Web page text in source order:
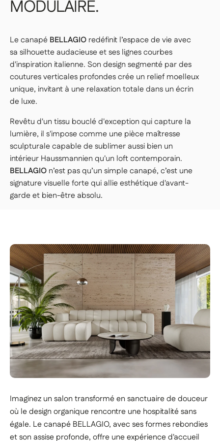
MODULAIRE.
Le canapé BELLAGIO redéfinit l’espace de vie avec
sa silhouette audacieuse et ses lignes courbes
d'inspiration italienne. Son design segmenté par des
coutures verticales profondes crée un relief moelleux
unique, invitant à une relaxation totale dans un écrin
de luxe.
Revêtu d'un tissu bouclé d'exception qui capture la
lumière, il s'impose comme une pièce maîtresse
sculpturale capable de sublimer aussi bien un
intérieur Haussmannien qu'un loft contemporain.
BELLAGIO n’est pas qu’un simple canapé, c’est une
signature visuelle forte qui allie esthétique d'avant-
garde et bien-être absolu.
Imaginez un salon transformé en sanctuaire de douceur
où le design organique rencontre une hospitalité sans
égale. Le canapé BELLAGIO, avec ses formes rebondies
et son assise profonde, offre une expérience d'accueil